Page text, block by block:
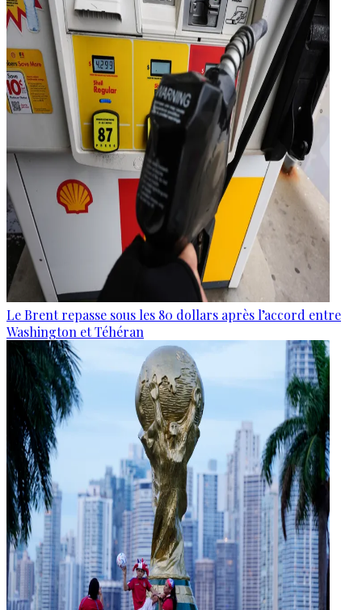
Le Brent repasse sous les 80 dollars après l’accord entre
Washington et Téhéran